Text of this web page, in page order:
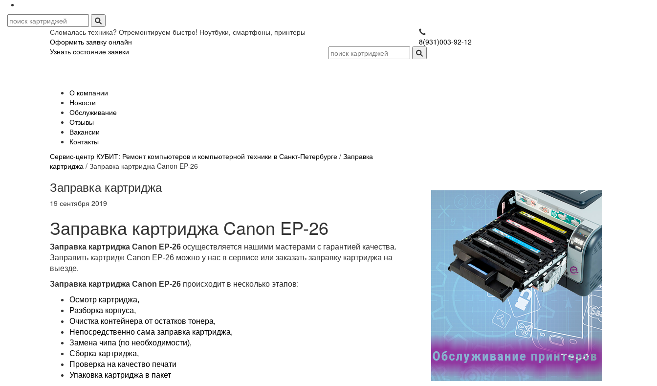
Сломалась техника? Отремонтируем быстро! Ноутбуки, смартфоны, принтеры
Оформить заявку онлайн
Узнать состояние заявки
8(931)003-92-12
О компании
Новости
Обслуживание
Отзывы
Вакансии
Контакты
Сервис-центр КУБИТ: Ремонт компьютеров и компьютерной техники в Санкт-Петербурге / Заправка
картриджа / Заправка картриджа Canon EP-26
Заправка картриджа
19 сентября 2019
Заправка картриджа Canon EP-26
Заправка картриджа Canon EP-26 осуществляется нашими мастерами с гарантией качества.
Заправить картридж Canon EP-26 можно у нас в сервисе или заказать заправку картриджа на
выезде.
Заправка картриджа Canon EP-26 происходит в несколько этапов:
Осмотр картриджа,
Разборка корпуса,
Очистка контейнера от остатков тонера,
Непосредственно сама заправка картриджа,
Замена чипа (по необходимости),
Сборка картриджа,
Проверка на качество печати
Упаковка картриджа в пакет